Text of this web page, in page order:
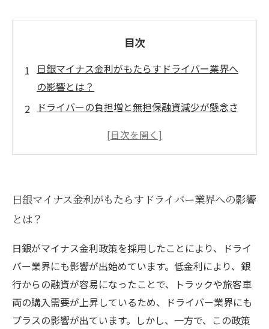
目次
日銀マイナス金利がもたらすドライバー業界へ
の影響とは？
ドライバーの負担増と無担保融資減少が懸念さ
経営側はATM利用でも生じる手数料負担に備え
するのか？
対策としての無担保融資以外の選択肢は？
日銀マイナス金利がもたらすドライバー業界への影響
とは？
日銀がマイナス金利政策を採用したことにより、ドライ
バー業界にも影響が出始めています。低金利により、銀
行からの融資が容易になったことで、トラックや旅客車
両の購入需要が上昇しているため、ドライバー業界にも
プラスの影響が出ています。しかし、一方で、この政策